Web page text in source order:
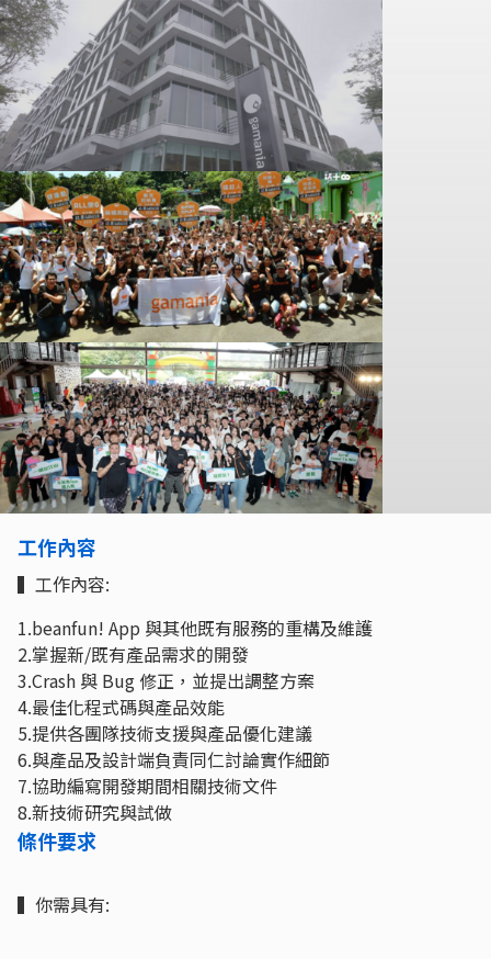
工作內容
▍工作內容:
1.beanfun! App 與其他既有服務的重構及維護
2.掌握新/既有產品需求的開發
3.Crash 與 Bug 修正，並提出調整方案
4.最佳化程式碼與產品效能
5.提供各團隊技術支援與產品優化建議
6.與產品及設計端負責同仁討論實作細節
7.協助編寫開發期間相關技術文件
8.新技術研究與試做
條件要求
▍你需具有: